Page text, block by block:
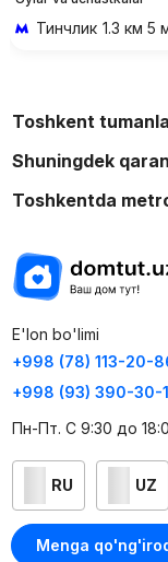
Menga
Тинчлик 1.3 км 5
Toshkent
Shuningdek
Toshkentda
E'lon bo'limi
+998 (78) 113-20-
+998 (93) 390-30-
Пн-Пт. С 9:30 до
RU UZ
Kontaktlar